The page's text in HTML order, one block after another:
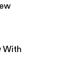
With